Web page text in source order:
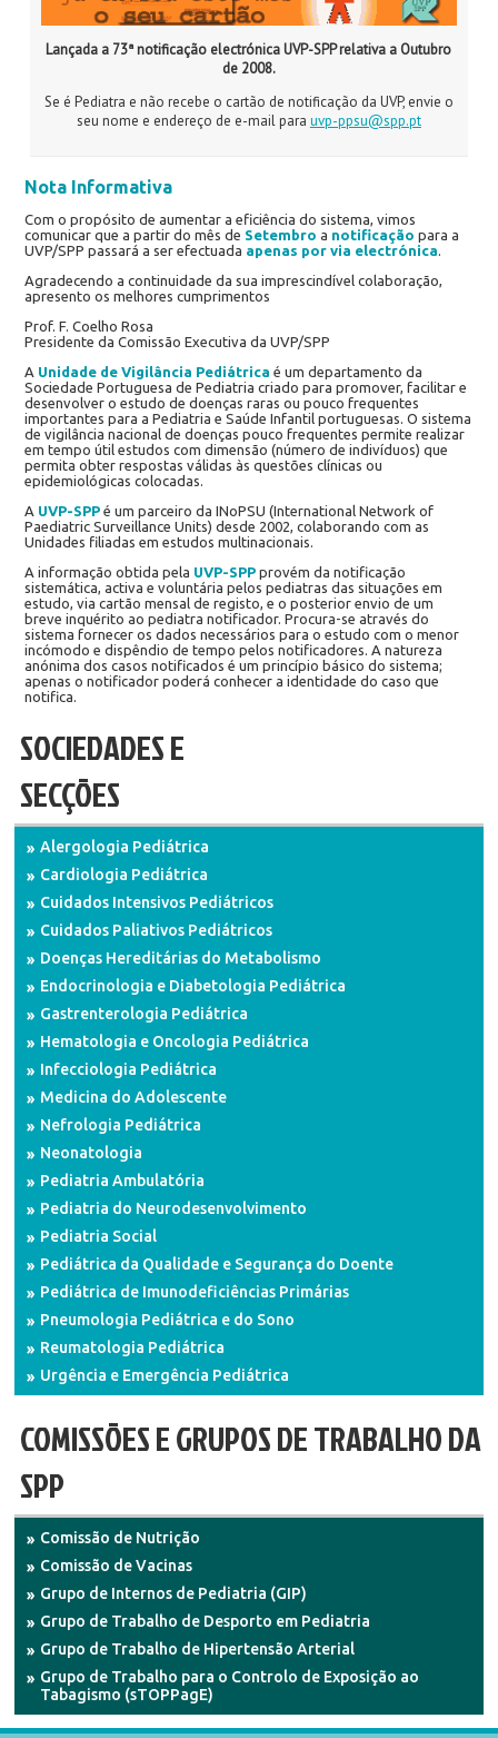
Lançada a 73ª notificação electrónica UVP-SPP relativa a Outubro
de 2008.
Se é Pediatra e não recebe o cartão de notificação da UVP, envie o
seu nome e endereço de e-mail para uvp-ppsu@spp.pt
Nota Informativa
Com o propósito de aumentar a eficiência do sistema, vimos
comunicar que a partir do mês de Setembro a notificação para a
UVP/SPP passará a ser efectuada apenas por via electrónica.
Agradecendo a continuidade da sua imprescindível colaboração,
apresento os melhores cumprimentos
Prof. F. Coelho Rosa
Presidente da Comissão Executiva da UVP/SPP
A Unidade de Vigilância Pediátrica é um departamento da
Sociedade Portuguesa de Pediatria criado para promover, facilitar e
desenvolver o estudo de doenças raras ou pouco frequentes
importantes para a Pediatria e Saúde Infantil portuguesas. O sistema
de vigilância nacional de doenças pouco frequentes permite realizar
em tempo útil estudos com dimensão (número de indivíduos) que
permita obter respostas válidas às questões clínicas ou
epidemiológicas colocadas.
A UVP-SPPé um parceiro da INoPSU (International Network of
Paediatric Surveillance Units) desde 2002, colaborando com as
Unidades filiadas em estudos multinacionais.
A informação obtida pela UVP-SPPprovém da notificação
sistemática, activa e voluntária pelos pediatras das situações em
estudo, via cartão mensal de registo, e o posterior envio de um
breve inquérito ao pediatra notificador. Procura-se através do
sistema fornecer os dados necessários para o estudo com o menor
incómodo e dispêndio de tempo pelos notificadores. A natureza
anónima dos casos notificados é um princípio básico do sistema;
apenas o notificador poderá conhecer a identidade do caso que
notifica.
SOCIEDADES E
SECÇÕES
Alergologia Pediátrica
Cardiologia Pediátrica
Cuidados Intensivos Pediátricos
Cuidados Paliativos Pediátricos
Doenças Hereditárias do Metabolismo
Endocrinologia e Diabetologia Pediátrica
Gastrenterologia Pediátrica
Hematologia e Oncologia Pediátrica
Infecciologia Pediátrica
Medicina do Adolescente
Nefrologia Pediátrica
Neonatologia
Pediatria Ambulatória
Pediatria do Neurodesenvolvimento
Pediatria Social
Pediátrica da Qualidade e Segurança do Doente
Pediátrica de Imunodeficiências Primárias
Pneumologia Pediátrica e do Sono
Reumatologia Pediátrica
Urgência e Emergência Pediátrica
COMISSÕES E GRUPOS DE TRABALHO DA
SPP
Comissão de Nutrição
Comissão de Vacinas
Grupo de Internos de Pediatria (GIP)
Grupo de Trabalho de Desporto em Pediatria
Grupo de Trabalho de Hipertensão Arterial
Grupo de Trabalho para o Controlo de Exposição ao
Tabagismo (sTOPPagE)